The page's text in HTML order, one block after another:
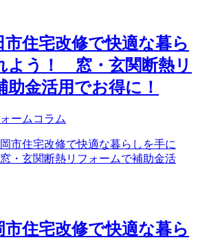
住宅改修で快適な暮ら
よう！ 窓・玄関断熱リ
助金活用でお得に！
ームコラム
住宅改修で快適な暮ら